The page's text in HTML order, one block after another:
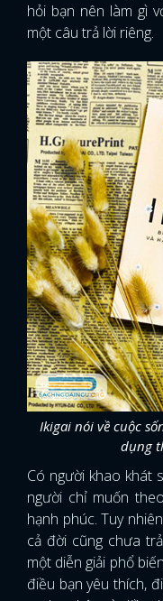
hỏi bạn nên làm gì
một câu trả lời riêng.
Ikigai nói về cuộc
dụng
Có người khao khát
người chỉ muốn
hạnh phúc. Tuy
cả đời cũng chưa
một diễn giải phổ
điều bạn yêu thích,